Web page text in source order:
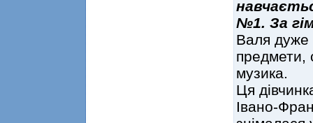
№1. За
Валя дуже
предмети,
музика.
Ця
Івано-